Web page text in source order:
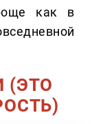
как в
(ЭТО